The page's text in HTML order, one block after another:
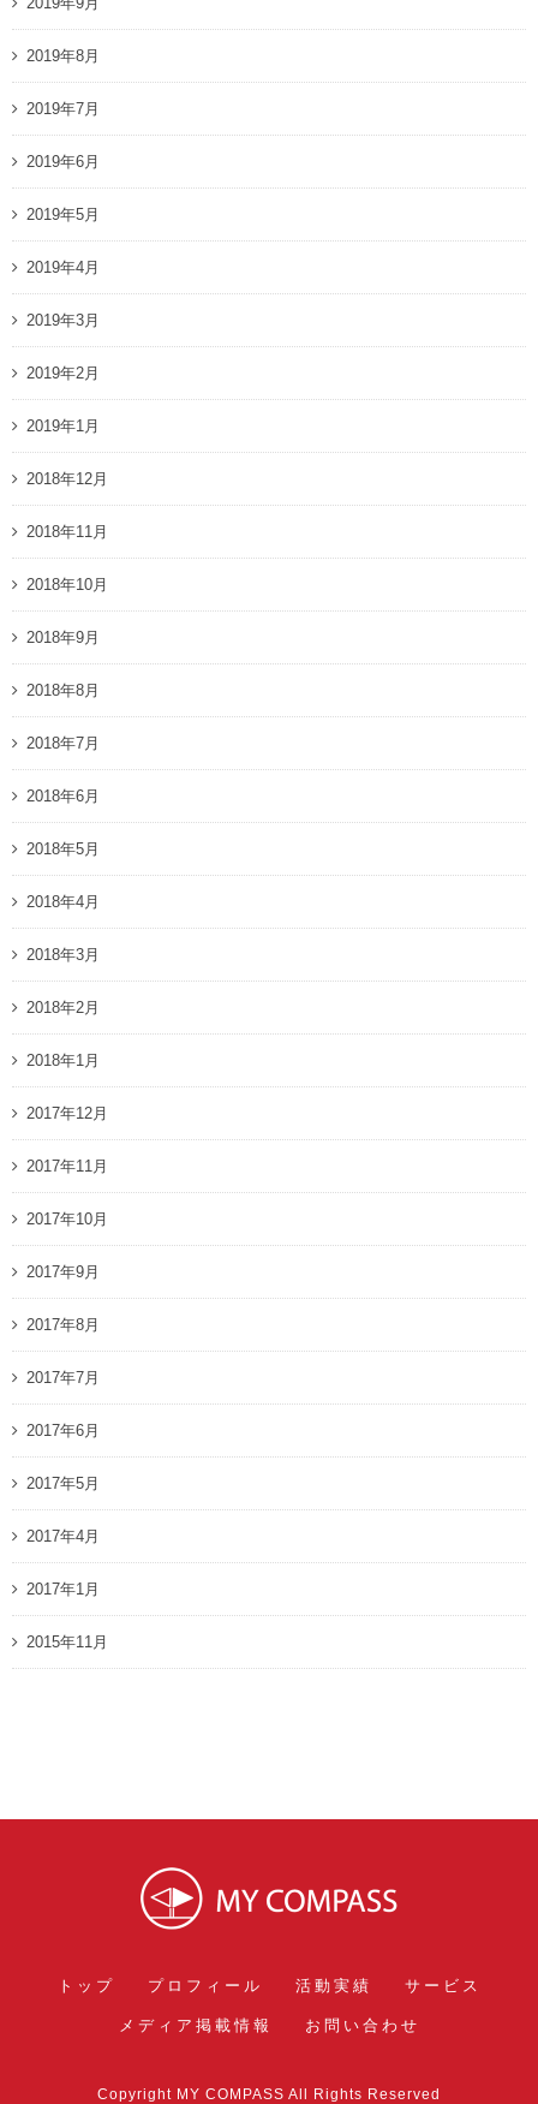
2019年8月
2019年7月
2019年6月
2019年5月
2019年4月
2019年3月
2019年2月
2019年1月
2018年12月
2018年11月
2018年10月
2018年9月
2018年8月
2018年7月
2018年6月
2018年5月
2018年4月
2018年3月
2018年2月
2018年1月
2017年12月
2017年11月
2017年10月
2017年9月
2017年8月
2017年7月
2017年6月
2017年5月
2017年4月
2017年1月
2015年11月
トップ プロフィール 活動実績 サービス
メディア掲載情報 お問い合わせ
Copyright MY COMPASS All Rights Reserved